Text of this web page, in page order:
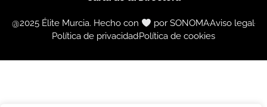
@2025 Élite Murcia. Hecho con por SONOMAAviso legal
Política de privacidadPolítica de cookies